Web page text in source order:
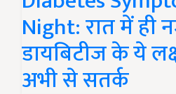
Night: रात में
डायबिटीज के ये
अभी से सतर्क